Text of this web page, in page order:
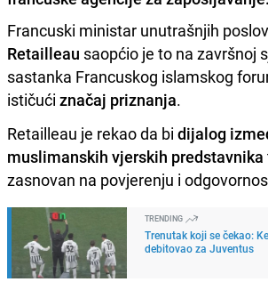
Francuski ministar unutrašnjih
Retailleau saopćio je to na završnoj
sastanka Francuskog islamskog
ističući značaj priznanja.
Retailleau je rekao da bi dijalog
muslimanskih vjerskih predstavnika
zasnovan na povjerenju i
TRENDING
Trenutak koji se čekao:
debitovao za Juventus